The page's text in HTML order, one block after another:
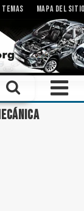
TEMAS MAPA DEL
Componentes